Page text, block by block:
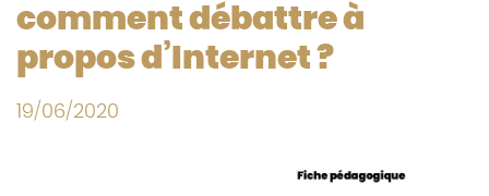
comment débattre à
propos d’Internet ?
19/06/2020